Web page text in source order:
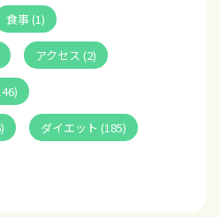
食事 (1)
アクセス (2)
ダイエット (185)